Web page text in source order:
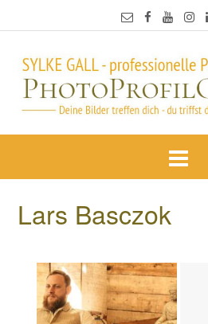
Lars Basczok